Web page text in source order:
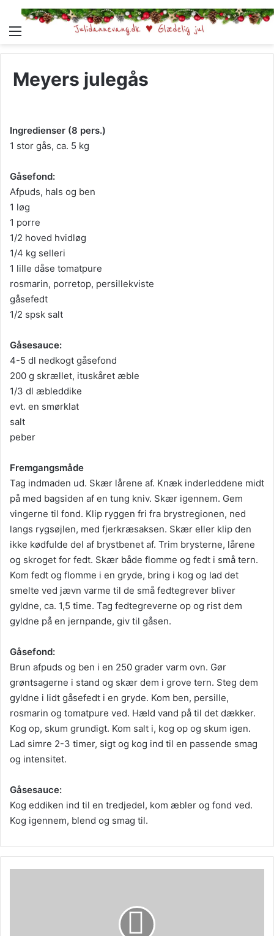
Menu
Meyers julegås
Ingredienser (8 pers.)
1 stor gås, ca. 5 kg
Gåsefond:
Afpuds, hals og ben
1 løg
1 porre
1/2 hoved hvidløg
1/4 kg selleri
1 lille dåse tomatpure
rosmarin, porretop, persillekviste
gåsefedt
1/2 spsk salt
Gåsesauce:
4-5 dl nedkogt gåsefond
200 g skrællet, ituskåret æble
1/3 dl æbleddike
evt. en smørklat
salt
peber
Fremgangsmåde
Tag indmaden ud. Skær lårene af. Knæk inderleddene midt
på med bagsiden af en tung kniv. Skær igennem. Gem
vingerne til fond. Klip ryggen fri fra brystregionen, ned
langs rygsøjlen, med fjerkræsaksen. Skær eller klip den
ikke kødfulde del af brystbenet af. Trim brysterne, lårene
og skroget for fedt. Skær både flomme og fedt i små tern.
Kom fedt og flomme i en gryde, bring i kog og lad det
smelte ved jævn varme til de små fedtegrever bliver
gyldne, ca. 1,5 time. Tag fedtegreverne op og rist dem
gyldne på en jernpande, giv til gåsen.
Gåsefond:
Brun afpuds og ben i en 250 grader varm ovn. Gør
grøntsagerne i stand og skær dem i grove tern. Steg dem
gyldne i lidt gåsefedt i en gryde. Kom ben, persille,
rosmarin og tomatpure ved. Hæld vand på til det dækker.
Kog op, skum grundigt. Kom salt i, kog op og skum igen.
Lad simre 2-3 timer, sigt og kog ind til en passende smag
og intensitet.
Gåsesauce:
Kog eddiken ind til en tredjedel, kom æbler og fond ved.
Kog igennem, blend og smag til.